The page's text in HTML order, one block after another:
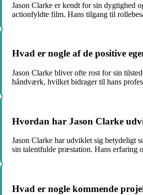
Jason Clarke er kendt for sin dygtighed
actionfyldte film. Hans tilgang til
Hvad er nogle af de positive
Jason Clarke bliver ofte rost for sin
håndværk, hvilket bidrager til hans
Hvordan har Jason Clarke
Jason Clarke har udviklet sig betydeligt
sin talentfulde præstation. Hans erfaring
Hvad er nogle kommende